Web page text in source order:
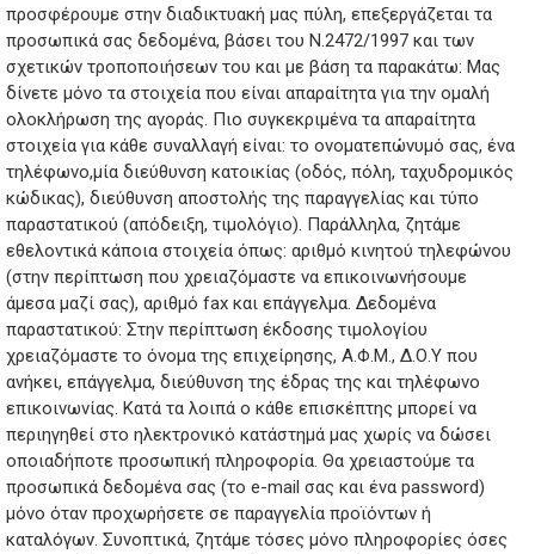
προσφέρουμε στην διαδικτυακή μας πύλη, επεξεργάζεται τα
προσωπικά σας δεδομένα, βάσει του Ν.2472/1997 και των
σχετικών τροποποιήσεων του και με βάση τα παρακάτω: Μας
δίνετε μόνο τα στοιχεία που είναι απαραίτητα για την ομαλή
ολοκλήρωση της αγοράς. Πιο συγκεκριμένα τα απαραίτητα
στοιχεία για κάθε συναλλαγή είναι: το ονοματεπώνυμό σας, ένα
τηλέφωνο,μία διεύθυνση κατοικίας (οδός, πόλη, ταχυδρομικός
κώδικας), διεύθυνση αποστολής της παραγγελίας και τύπο
παραστατικού (απόδειξη, τιμολόγιο). Παράλληλα, ζητάμε
εθελοντικά κάποια στοιχεία όπως: αριθμό κινητού τηλεφώνου
(στην περίπτωση που χρειαζόμαστε να επικοινωνήσουμε
άμεσα μαζί σας), αριθμό fax και επάγγελμα. Δεδομένα
παραστατικού: Στην περίπτωση έκδοσης τιμολογίου
χρειαζόμαστε το όνομα της επιχείρησης, Α.Φ.Μ., Δ.Ο.Υ που
ανήκει, επάγγελμα, διεύθυνση της έδρας της και τηλέφωνο
επικοινωνίας. Κατά τα λοιπά ο κάθε επισκέπτης μπορεί να
περιηγηθεί στο ηλεκτρονικό κατάστημά μας χωρίς να δώσει
οποιαδήποτε προσωπική πληροφορία. Θα χρειαστούμε τα
προσωπικά δεδομένα σας (το e-mail σας και ένα password)
μόνο όταν προχωρήσετε σε παραγγελία προϊόντων ή
καταλόγων. Συνοπτικά, ζητάμε τόσες μόνο πληροφορίες όσες